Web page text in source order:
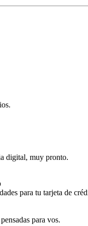
digital, muy pronto.
para tu tarjeta de
para vos.